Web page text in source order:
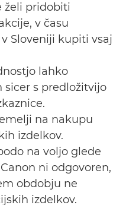
želi pridobiti
v času
Sloveniji kupiti vsaj
lahko
s predložitvijo
na nakupu
izdelkov.
na voljo glede
ni odgovoren,
obdobju ne
izdelkov.